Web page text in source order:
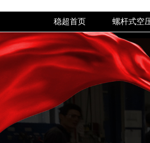
稳超首页 螺杆式空